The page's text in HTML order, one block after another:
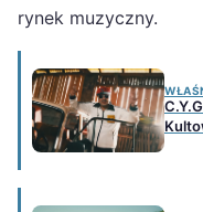
rynek muzyczny.